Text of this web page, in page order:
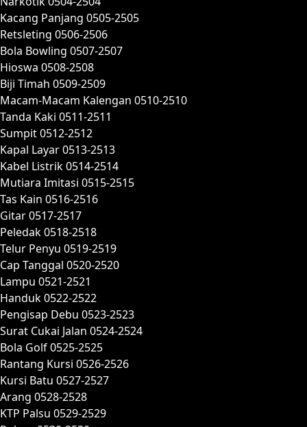
Kacang Panjang 0505-2505
Retsleting 0506-2506
Bola Bowling 0507-2507
Hioswa 0508-2508
Biji Timah 0509-2509
Macam-Macam Kalengan 0510-2510
Tanda Kaki 0511-2511
Sumpit 0512-2512
Kapal Layar 0513-2513
Kabel Listrik 0514-2514
Mutiara Imitasi 0515-2515
Tas Kain 0516-2516
Gitar 0517-2517
Peledak 0518-2518
Telur Penyu 0519-2519
Cap Tanggal 0520-2520
Lampu 0521-2521
Handuk 0522-2522
Pengisap Debu 0523-2523
Surat Cukai Jalan 0524-2524
Bola Golf 0525-2525
Rantang Kursi 0526-2526
Kursi Batu 0527-2527
Arang 0528-2528
KTP Palsu 0529-2529